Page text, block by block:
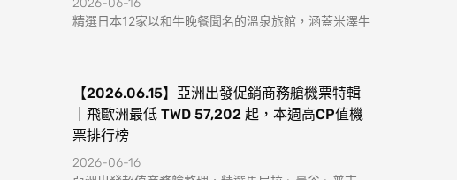
精選日本12家以和牛晚餐聞名的溫泉旅館，涵蓋米澤牛
【2026.06.15】亞洲出發促銷商務艙機票特輯
｜飛歐洲最低 TWD 57,202 起，本週高CP值機
票排行榜
2026-06-16